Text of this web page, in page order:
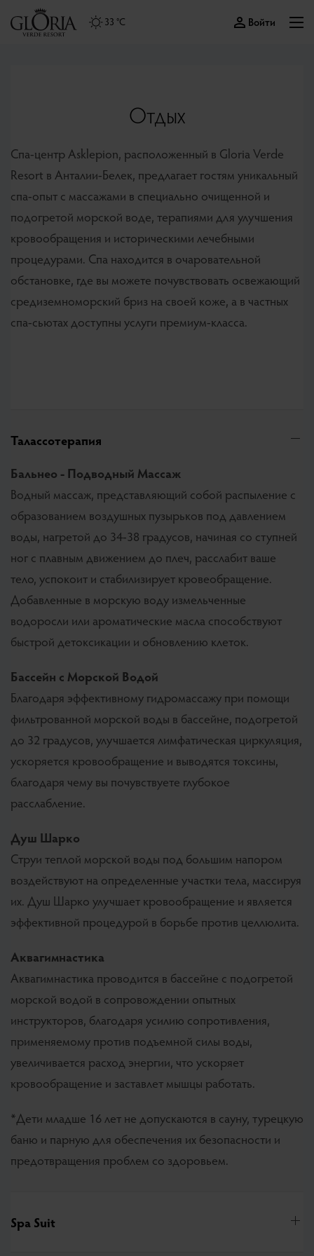
33 °C Войти
Отдых
Спа-центр Asklepion, расположенный в Gloria Verde
Resort в Анталии-Белек, предлагает гостям уникальный
спа-опыт с массажами в специально очищенной и
подогретой морской воде, терапиями для улучшения
кровообращения и историческими лечебными
процедурами. Спа находится в очаровательной
обстановке, где вы можете почувствовать освежающий
средиземноморский бриз на своей коже, а в частных
спа-сьютах доступны услуги премиум-класса.
Талассотерапия
Бальнео - Подводный Массаж
Водный массаж, представляющий собой распыление с
образованием воздушных пузырьков под давлением
воды, нагретой до 34-38 градусов, начиная со ступней
ног с плавным движением до плеч, расслабит ваше
тело, успокоит и стабилизирует кровеобращение.
Добавленные в морскую воду измельченные
водоросли или ароматические масла способствуют
быстрой детоксикации и обновлению клеток.
Бассейн с Морской Водой
Благодаря эффективному гидромассажу при помощи
фильтрованной морской воды в бассейне, подогретой
до 32 градусов, улучшается лимфатическая циркуляция,
ускоряется кровообращение и выводятся токсины,
благодаря чему вы почувствуете глубокое
расслабление.
Душ Шарко
Струи теплой морской воды под большим напором
воздействуют на определенные участки тела, массируя
их. Душ Шарко улучшает кровообращение и является
эффективной процедурой в борьбе против целлюлита.
Аквагимнастика
Аквагимнастика проводится в бассейне с подогретой
морской водой в сопровождении опытных
инструкторов, благодаря усилию сопротивления,
применяемому против подъемной силы воды,
увеличивается расход энергии, что ускоряет
кровообращение и заставлет мышцы работать.
*Дети младше 16 лет не допускаются в сауну, турецкую
баню и парную для обеспечения их безопасности и
предотвращения проблем со здоровьем.
Spa Suit